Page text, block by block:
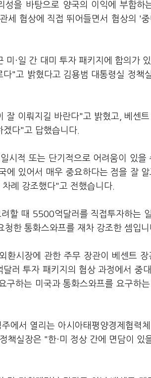
을 바탕으로 양국의 이익에 부합하
세 협상에 직접 뛰어들면서 협상의 '
미·일 간 대미 투자 패키지에 합의가
"고 밝혔다고 김용범 대통령실 정책
잘 이뤄지길 바란다"고 밝혔고, 베센
다"고 답했습니다.
시적 또는 단기적으로 어려움이 있
있어서 매우 중요하다는 점을 잘
례 강조했다"고 전했습니다.
할 때 5500억달러를 직접투자하는
한 통화스와프를 재차 강조한 셈입니
환시장에 관한 주무 장관이 베센트
러 투자 패키지의 협상 과정에서 중
구하는 미국과 통화스와프를 요구하
에서 열리는 아시아태평양경제협력
책실장은 "한·미 정상 간에 면담이 있